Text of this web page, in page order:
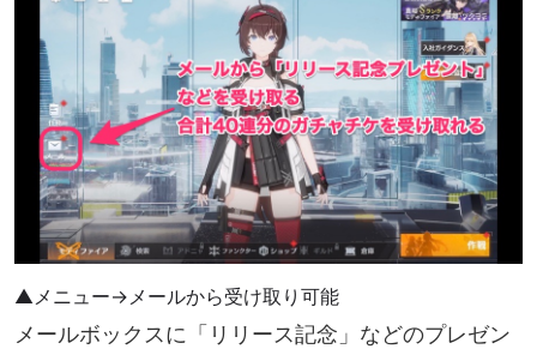
▲メニュー→メールから受け取り可能
メールボックスに「リリース記念」などのプレゼン